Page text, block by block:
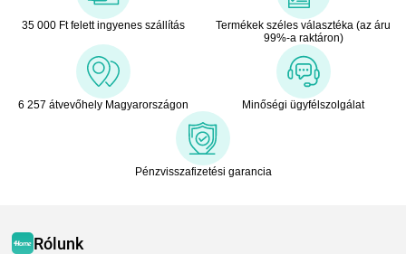
35 000 Ft felett ingyenes szállítás
Termékek széles választéka (az áru
99%-a raktáron)
6 257 átvevőhely Magyarországon Minőségi ügyfélszolgálat
Pénzvisszafizetési garancia
Rólunk